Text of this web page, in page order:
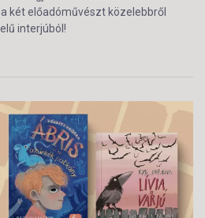
két előadóművészt közelebbről
interjúból!